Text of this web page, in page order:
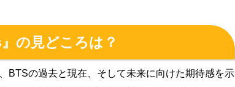
の見どころは？
BTSの過去と現在、そして未来に向けた期待感を示